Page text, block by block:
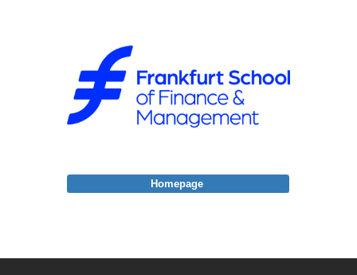
Homepage